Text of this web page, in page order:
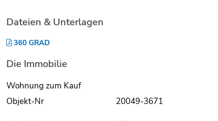
Dateien & Unterlagen
360 GRAD
Die Immobilie
Wohnung zum Kauf
Objekt-Nr
20049-3671